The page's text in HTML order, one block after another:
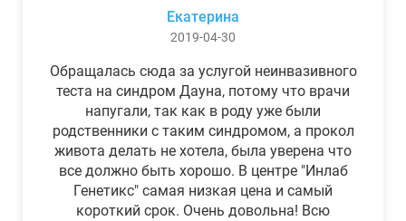
Екатерина
2019-04-30
Обращалась сюда за услугой неинвазивного
теста на синдром Дауна, потому что врачи
напугали, так как в роду уже были
родственники с таким синдромом, а прокол
живота делать не хотела, была уверена что
все должно быть хорошо. В центре "Инлаб
Генетикс" самая низкая цена и самый
короткий срок. Очень довольна! Всю